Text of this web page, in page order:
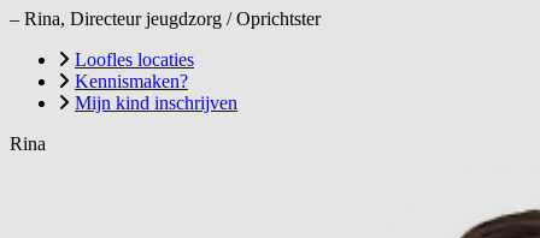
– Rina, Directeur jeugdzorg / Oprichtster
Loofles locaties
Kennismaken?
Mijn kind inschrijven
Rina